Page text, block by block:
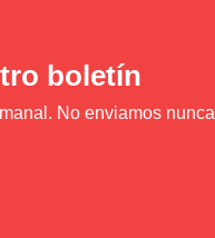
boletín
No enviamos nunca